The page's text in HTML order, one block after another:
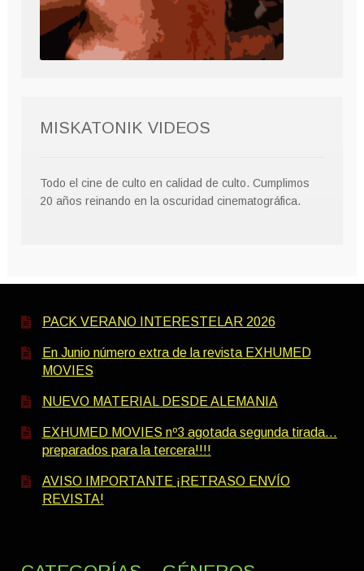
MISKATONIK VIDEOS
Todo el cine de culto en calidad de culto. Cumplimos
20 años reinando en la oscuridad cinematográfica.
PACK VERANO INTERESTELAR 2026
En Junio número extra de la revista EXHUMED
MOVIES
NUEVO MATERIAL DESDE ALEMANIA
EXHUMED MOVIES nº3 agotada segunda tirada…
preparados para la tercera!!!!
AVISO IMPORTANTE ¡RETRASO ENVÍO
REVISTA!